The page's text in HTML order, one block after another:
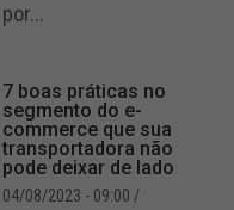
por...
7 boas práticas no
segmento do e-
commerce que sua
transportadora não
pode deixar de lado
04/08/2023 - 09:00 /